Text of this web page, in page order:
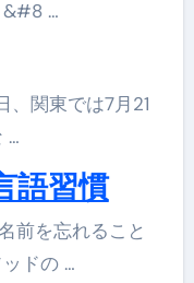
&#8 …
…
語習慣
ドの …